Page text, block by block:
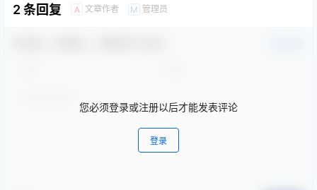
2 条回复 A 文章作者 M 管理员
您必须登录或注册以后才能发表评论
登录